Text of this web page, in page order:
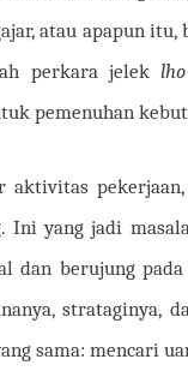
atau apapun
perkara jeleklho
pemenuhan
aktivitas
Ini yang jadi
dan berujung pada
strataginya,
sama: mencari